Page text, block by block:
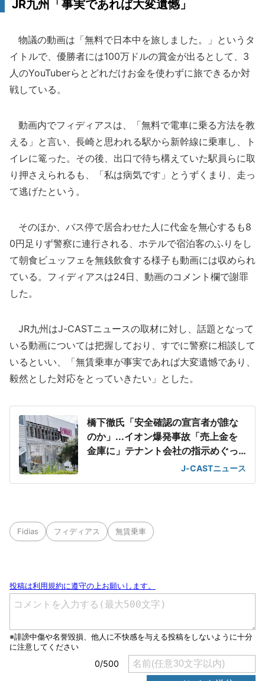
JR九州「事実であれば大変遺憾」
物議の動画は「無料で日本中を旅しました。」というタ
イトルで、優勝者には100万ドルの賞金が出るとして、3
人のYouTuberらとどれだけお金を使わずに旅できるか対
戦している。
動画内でフィディアスは、「無料で電車に乗る方法を教
える」と言い、長崎と思われる駅から新幹線に乗車し、ト
イレに篭った。その後、出口で待ち構えていた駅員らに取
り押さえられるも、「私は病気です」とうずくまり、走っ
て逃げたという。
そのほか、バス停で居合わせた人に代金を無心するも8
0円足りず警察に連行される、ホテルで宿泊客のふりをし
て朝食ビュッフェを無銭飲食する様子も動画には収められ
ている。フィディアスは24日、動画のコメント欄で謝罪
した。
JR九州はJ-CASTニュースの取材に対し、話題となって
いる動画については把握しており、すでに警察に相談して
いるといい、「無賃乗車が事実であれば大変遺憾であり、
毅然とした対応をとっていきたい」とした。
橋下徹氏「安全確認の宣言者が誰な
のか」...イオン爆発事故「売上金を
金庫に」テナント会社の指示めぐっ
J-CASTニュース
Fidias フィディアス 無賃乗車